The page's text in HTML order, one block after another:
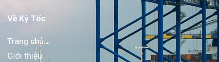
Về Kỳ Tốc
Trang chủ
Giới thiệu